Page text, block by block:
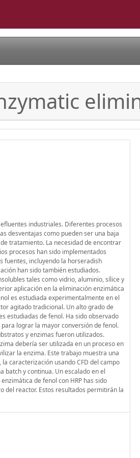
industriales. Diferentes procesos
desventajas como pueden ser una baja
tratamiento. La necesidad de encontrar
procesos han sido implementados
fuentes, incluyendo la horseradish
han sido también estudiados.
tales como vidrio, aluminio, sílice y
aplicación en la eliminación enzimática
es estudiada experimentalmente en el
agitado tradicional. Un alto grado de
estudiadas de fenol. Ha sido observado
lograr la mayor conversión de fenol.
y enzimas fueron utilizados.
debería ser utilizada en un proceso en
la enzima. Este trabajo muestra una
caracterización usando CFD del campo
y continua. Un escalado en el
de fenol con HRP has sido
del reactor. Estos resultados permitirán la